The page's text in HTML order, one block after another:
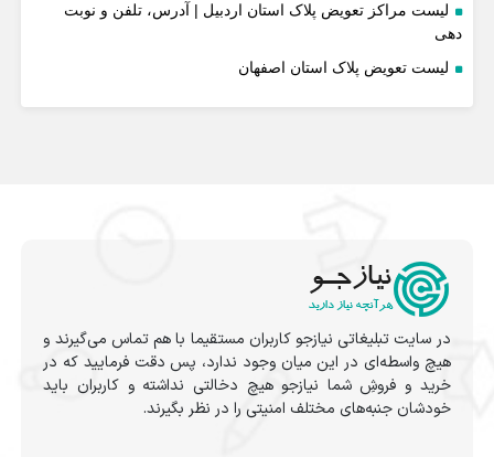
لیست مراکز تعویض پلاک استان اردبیل | آدرس، تلفن و نوبت
دهی
لیست تعویض پلاک استان اصفهان
در سایت تبلیغاتی نیازجو کاربران مستقیما با هم تماس می‌گیرند و
هیچ واسطه‌ای در این میان وجود ندارد، پس دقت فرمایید که در
خرید و فروشِ شما نیازجو هیچ دخالتی نداشته و کاربران باید
خودشان جنبه‌های مختلف امنیتی را در نظر بگیرند.